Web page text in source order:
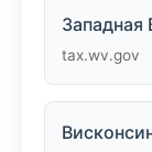
tax.wv.gov